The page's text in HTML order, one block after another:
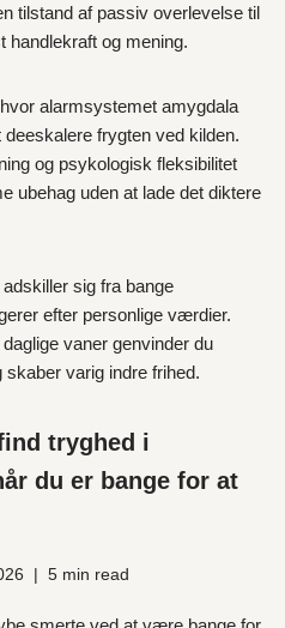
tilstand af passiv overlevelse til
og mening.
alarmsystemet amygdala
frygten ved kilden.
og psykologisk fleksibilitet
ubehag uden at lade det diktere
sig fra bange
efter personlige værdier.
vaner genvinder du
varig indre frihed.
tryghed i
du er bange for at
5 min read